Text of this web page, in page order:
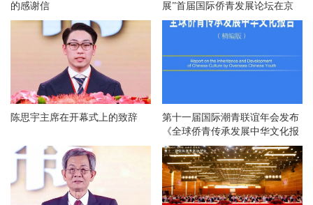
的感谢信
展”首届国际侨青发展论坛在京
举办
陈思宇主席在开幕式上的致辞
第十一届国际潮青联谊年会发布
《全球侨青传承发展中华文化报
告》